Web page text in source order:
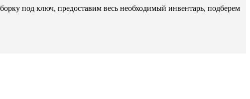
под ключ, предоставим весь необходимый инвентарь, подберем